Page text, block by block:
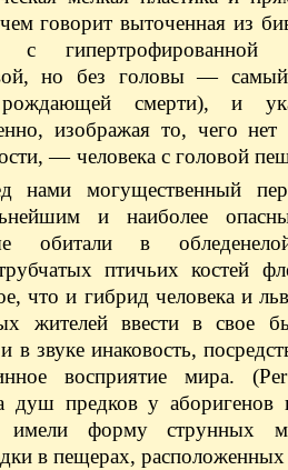
говорит выточенная из
с
но без головы —
смерти), и
изображая то, чего
— человека с головой
нами могущественный
и наиболее
обитали в
птичьих костей
что и гибрид человека и
жителей ввести в свое
в звуке инаковость,
восприятие мира.
душ предков у аборигенов
имели форму струнных
в пещерах,